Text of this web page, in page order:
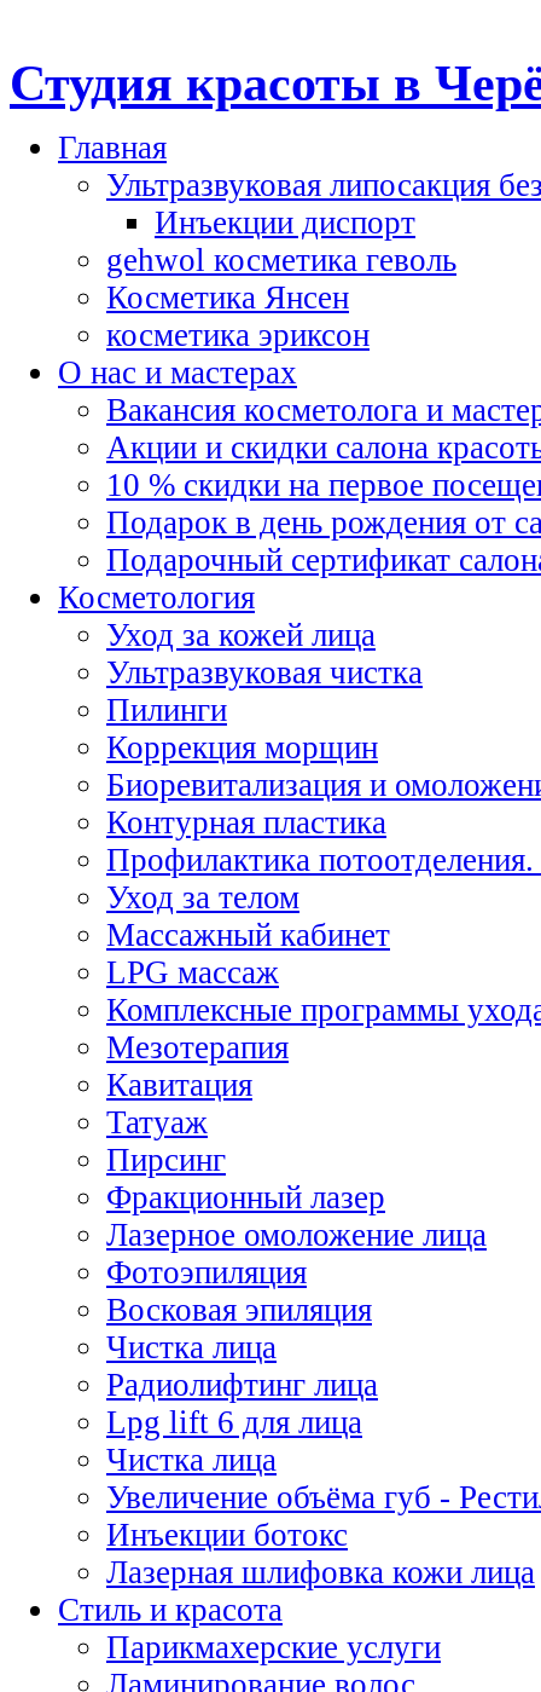
Студия красоты в
Главная
Ультразвуковая липосакция
Инъекции диспорт
gehwol косметика геволь
Косметика Янсен
косметика эриксон
О нас и мастерах
Вакансия косметолога и
Акции и скидки салона
10 % скидки на первое
Подарок в день рождения от
Подарочный сертификат
Косметология
Уход за кожей лица
Ультразвуковая чистка
Пилинги
Коррекция морщин
Биоревитализация и
Контурная пластика
Профилактика
Уход за телом
Массажный кабинет
LPG массаж
Комплексные программы
Мезотерапия
Кавитация
Татуаж
Пирсинг
Фракционный лазер
Лазерное омоложение лица
Фотоэпиляция
Восковая эпиляция
Чистка лица
Радиолифтинг лица
Lpg lift 6 для лица
Чистка лица
Увеличение объёма губ -
Инъекции ботокс
Лазерная шлифовка кожи лица
Стиль и красота
Парикмахерские услуги